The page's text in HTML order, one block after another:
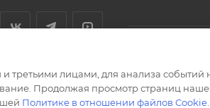
лицами, для анализа событий
Продолжая просмотр страниц
Политике в отношении файлов Cookie